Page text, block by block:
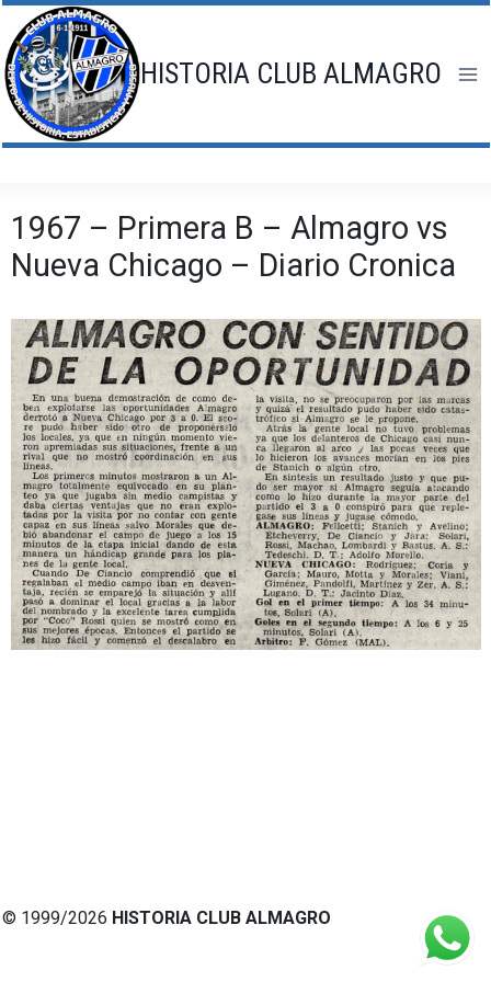
Saltar
al
contenido
HISTORIA CLUB ALMAGRO
1967 – Primera B – Almagro vs
Nueva Chicago – Diario Cronica
© 1999/2026 HISTORIA CLUB ALMAGRO